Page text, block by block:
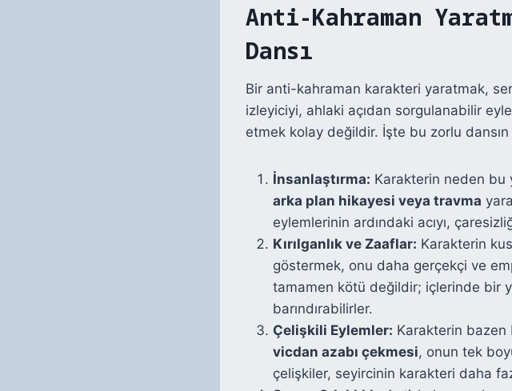
Anti-Kahraman
Dansı
Bir anti-kahraman karakteri yaratmak,
izleyiciyi, ahlaki açıdan sorgulanabilir
etmek kolay değildir. İşte bu zorlu dansın
İnsanlaştırma: Karakterin neden bu
arka plan hikayesi veya travma
eylemlerinin ardındaki acıyı,
Kırılganlık ve Zaaflar: Karakterin
göstermek, onu daha gerçekçi ve
tamamen kötü değildir; içlerinde bir
barındırabilirler.
Çelişkili Eylemler: Karakterin
vicdan azabı çekmesi, onun tek
çelişkiler, seyircinin karakteri daha